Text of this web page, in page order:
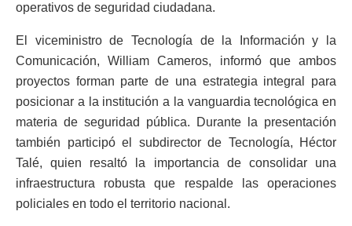
operativos de seguridad ciudadana.
El viceministro de Tecnología de la Información y la
Comunicación, William Cameros, informó que ambos
proyectos forman parte de una estrategia integral para
posicionar a la institución a la vanguardia tecnológica en
materia de seguridad pública. Durante la presentación
también participó el subdirector de Tecnología, Héctor
Talé, quien resaltó la importancia de consolidar una
infraestructura robusta que respalde las operaciones
policiales en todo el territorio nacional.